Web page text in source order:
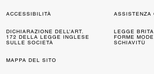
ACCESSIBILITÀ ASSISTENZA
DICHIARAZIONE DELL’ART.
172 DELLA LEGGE INGLESE
SULLE SOCIETÀ
LEGGE
FORME
SCHIAVITÙ
MAPPA DEL SITO